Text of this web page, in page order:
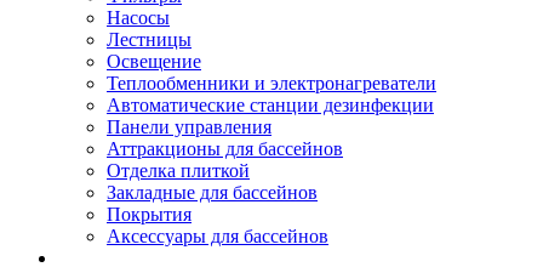
Насосы
Лестницы
Освещение
Теплообменники и электронагреватели
Автоматические станции дезинфекции
Панели управления
Аттракционы для бассейнов
Отделка плиткой
Закладные для бассейнов
Покрытия
Аксессуары для бассейнов